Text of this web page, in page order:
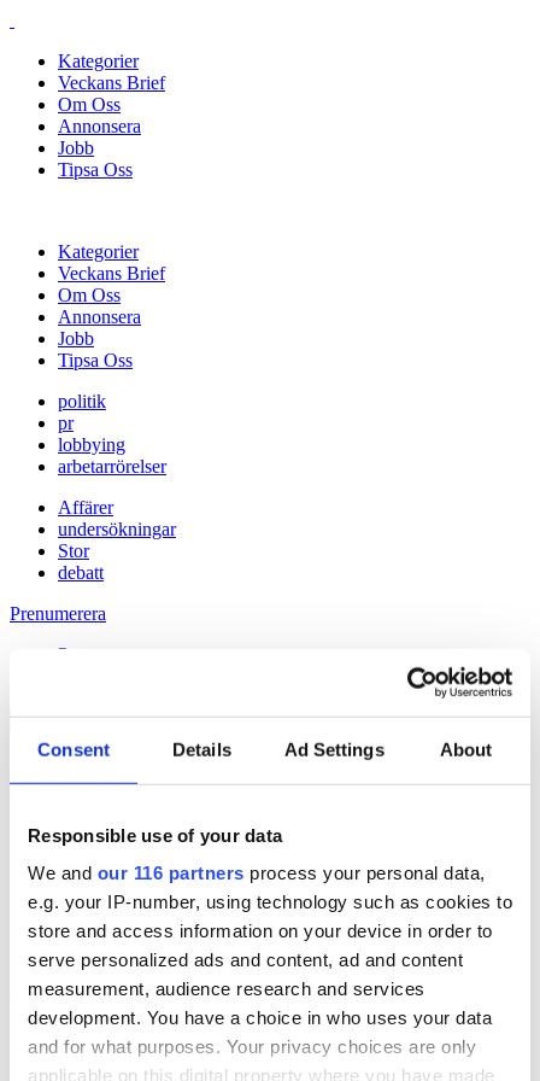
Consent Details Ad Settings About
Responsible use of your data
We and our 116 partners process your personal data,
e.g. your IP-number, using technology such as cookies to
store and access information on your device in order to
serve personalized ads and content, ad and content
measurement, audience research and services
development. You have a choice in who uses your data
and for what purposes. Your privacy choices are only
applicable on this digital property where you have made
Kategorier
Veckans Brief
Om Oss
Annonsera
Jobb
Tipsa Oss
Kategorier
Veckans Brief
Om Oss
Annonsera
Jobb
Tipsa Oss
politik
pr
lobbying
arbetarrörelser
Affärer
undersökningar
Stor
debatt
Prenumerera
Prenumerera
16 Apr 2015
Hon är ansvarig för rikets tillväxt
Håll dig uppdaterad med
Veckans Brief!
Få exklusiv tillgång till Veckans Brief, den essentiella läsningen för
alla som driver opinionsbildning och samhällsförändring, genom en
prenumeration på Dagens Opinion.
Grundprenumeration